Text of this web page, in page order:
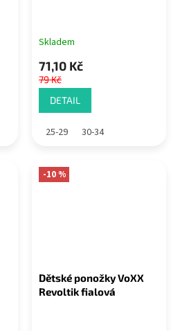
Skladem
71,10 Kč
79 Kč
DETAIL
25-29 30-34
-10 %
Dětské ponožky VoXX
Revoltik fialová